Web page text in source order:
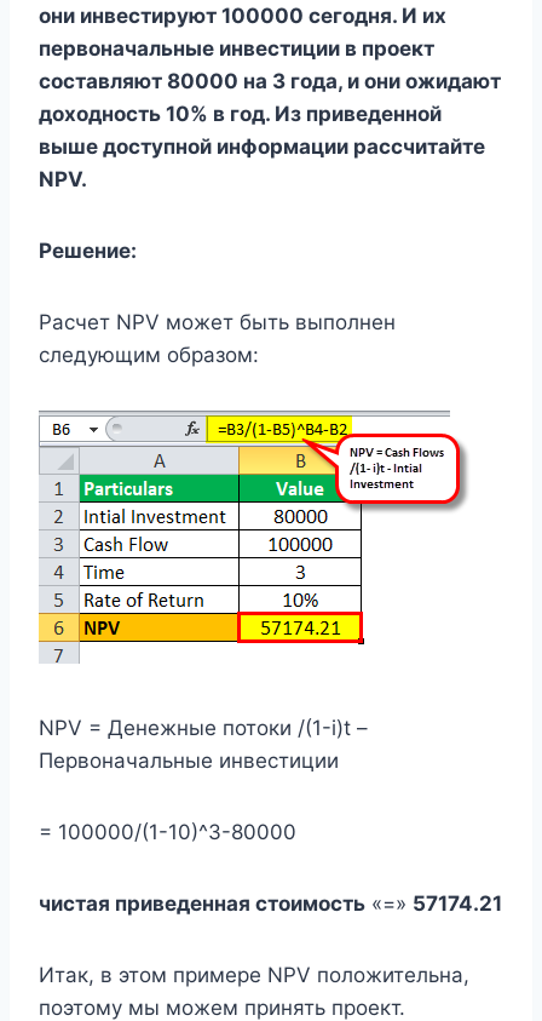
они инвестируют 100000 сегодня. И их
первоначальные инвестиции в проект
составляют 80000 на 3 года, и они ожидают
доходность 10% в год. Из приведенной
выше доступной информации рассчитайте
NPV.
Решение:
Расчет NPV может быть выполнен
следующим образом:
NPV = Денежные потоки /(1-i)t –
Первоначальные инвестиции
= 100000/(1-10)^3-80000
чистая приведенная стоимость «=» 57174.21
Итак, в этом примере NPV положительна,
поэтому мы можем принять проект.